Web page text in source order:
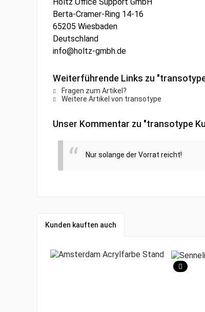
Berta-Cramer-Ring 14-16
65205 Wiesbaden
Deutschland
info@holtz-gmbh.de
Weiterführende Links zu
Fragen zum Artikel?
Weitere Artikel von transotype
Unser Kommentar zu "transotype
Nur solange der Vorrat reicht!
Kunden kauften auch